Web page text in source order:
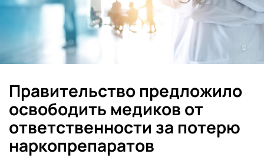
Правительство предложило
освободить медиков от
ответственности за потерю
наркопрепаратов